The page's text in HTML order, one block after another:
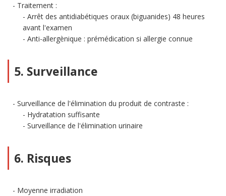
Traitement :
Arrêt des antidiabétiques oraux (biguanides) 48 heures
avant l'examen
Anti-allergènique : prémédication si allergie connue
5. Surveillance
Surveillance de l'élimination du produit de contraste :
Hydratation suffisante
Surveillance de l'élimination urinaire
6. Risques
Moyenne irradiation